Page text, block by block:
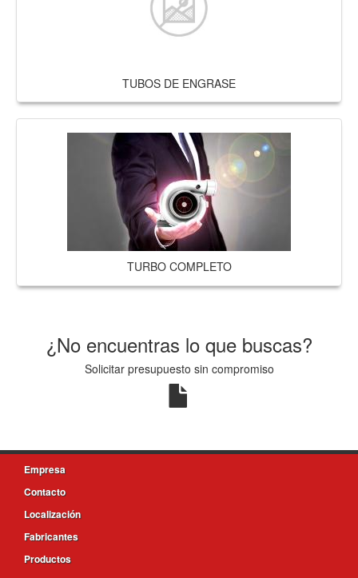
TUBOS DE ENGRASE
TURBO COMPLETO
¿No encuentras lo que buscas?
Solicitar presupuesto sin compromiso
Empresa
Contacto
Localización
Fabricantes
Productos